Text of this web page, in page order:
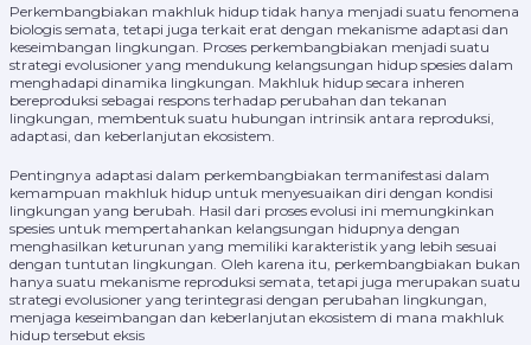
Perkembangbiakan makhluk hidup tidak hanya menjadi suatu fenomena
biologis semata, tetapi juga terkait erat dengan mekanisme adaptasi dan
keseimbangan lingkungan. Proses perkembangbiakan menjadi suatu
strategi evolusioner yang mendukung kelangsungan hidup spesies dalam
menghadapi dinamika lingkungan. Makhluk hidup secara inheren
bereproduksi sebagai respons terhadap perubahan dan tekanan
lingkungan, membentuk suatu hubungan intrinsik antara reproduksi,
adaptasi, dan keberlanjutan ekosistem.
Pentingnya adaptasi dalam perkembangbiakan termanifestasi dalam
kemampuan makhluk hidup untuk menyesuaikan diri dengan kondisi
lingkungan yang berubah. Hasil dari proses evolusi ini memungkinkan
spesies untuk mempertahankan kelangsungan hidupnya dengan
menghasilkan keturunan yang memiliki karakteristik yang lebih sesuai
dengan tuntutan lingkungan. Oleh karena itu, perkembangbiakan bukan
hanya suatu mekanisme reproduksi semata, tetapi juga merupakan suatu
strategi evolusioner yang terintegrasi dengan perubahan lingkungan,
menjaga keseimbangan dan keberlanjutan ekosistem di mana makhluk
hidup tersebut eksis